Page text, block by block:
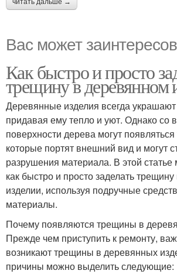
читать дальше →
Вас может
Как быстро и просто
трещину в деревянном
Деревянные изделия всегда
придавая ему тепло и уют. Однако со
поверхности дерева могут
которые портят внешний вид и могут
разрушения материала. В этой
как быстро и просто заделать
изделии, используя подручные
материалы.
Почему появляются трещины в
Прежде чем приступить к ремонту,
возникают трещины в деревянных
причины можно выделить следующие: